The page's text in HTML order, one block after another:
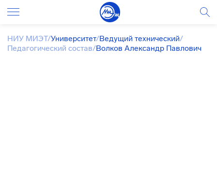
НИУ МИЭТ/Университет/Ведущий технический/
Педагогический состав/Волков Александр Павлович